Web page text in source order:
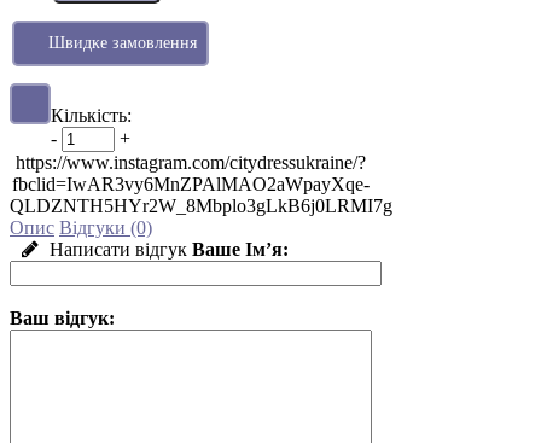
Швидке замовлення
Кількість:
-
+
https://www.instagram.com/citydressukraine/?
fbclid=IwAR3vy6MnZPAlMAO2aWpayXqe-
QLDZNTH5HYr2W_8Mbplo3gLkB6j0LRMI7g
Опис Відгуки (0)
Написати відгук Ваше Ім’я:
Ваш відгук: